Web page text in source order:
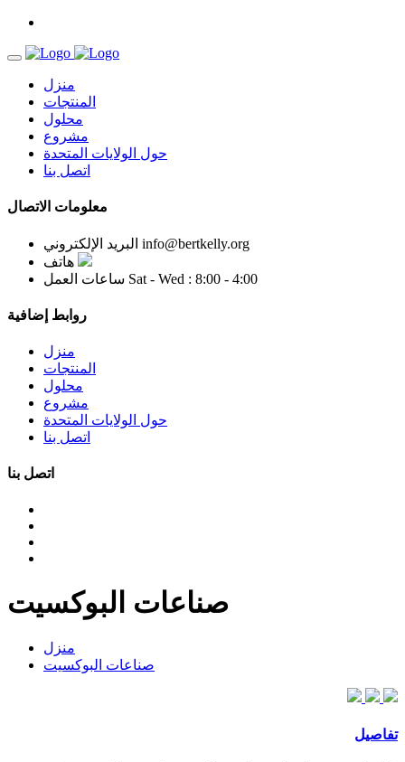
منزل
المنتجات
محلول
مشروع
حول الولايات المتحدة
اتصل بنا
معلومات الاتصال
البريد الإلكتروني info@bertkelly.org
هاتف
ساعات العمل Sat - Wed : 8:00 - 4:00
روابط إضافية
منزل
المنتجات
محلول
مشروع
حول الولايات المتحدة
اتصل بنا
اتصل بنا
صناعات البوكسيت
منزل
صناعات البوكسيت
تفاصيل